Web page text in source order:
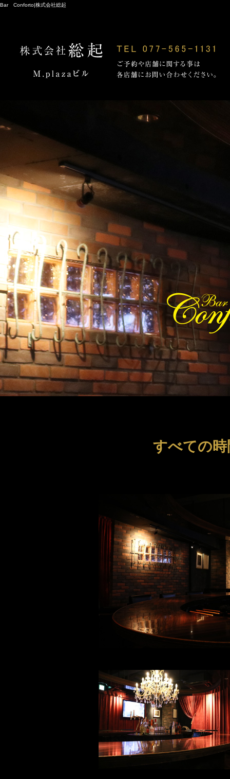
Bar Conforto|株式会社総起
すべての